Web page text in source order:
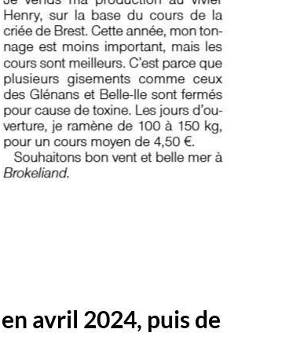
avril 2024, puis de